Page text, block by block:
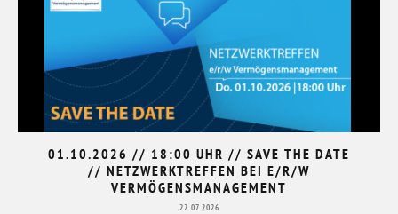
01.10.2026 // 18:00 UHR // SAVE THE DATE
// NETZWERKTREFFEN BEI E/R/W
VERMÖGENSMANAGEMENT
22.07.2026